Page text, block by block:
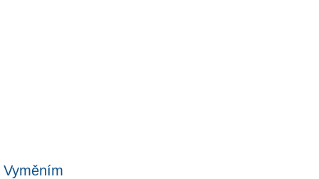
Vyměním